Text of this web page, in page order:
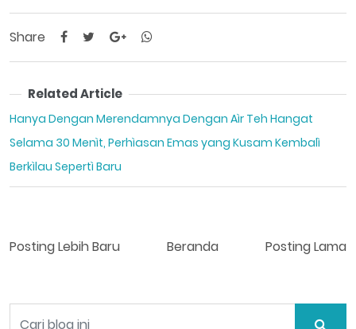
Share
Related Article
Hanya Dengan Merendamnya Dengan Aìr Teh Hangat
Selama 30 Menìt, Perhìasan Emas yang Kusam Kembalì
Berkìlau Sepertì Baru
Posting Lebih Baru Posting Lama
Beranda